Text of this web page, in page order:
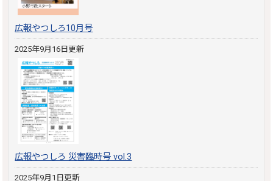
広報やつしろ10月号
2025年9月16日更新
広報やつしろ 災害臨時号 vol.3
2025年9月1日更新